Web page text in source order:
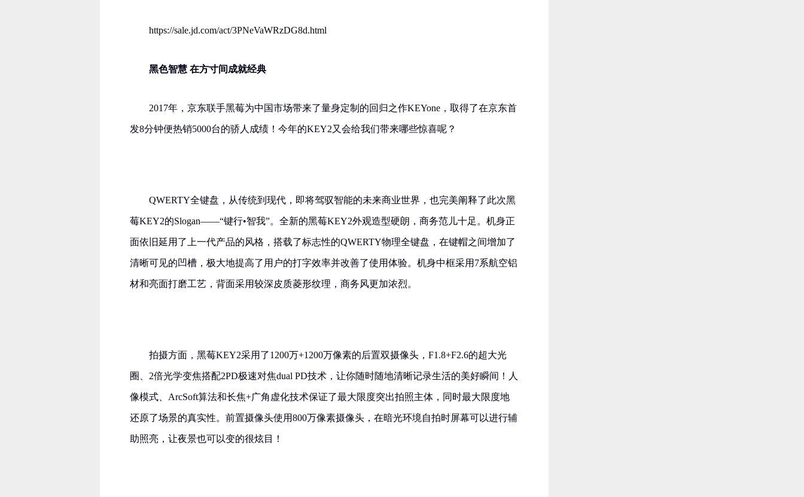
https://sale.jd.com/act/3PNeVaWRzDG8d.html
黑色智慧 在方寸间成就经典
2017年，京东联手黑莓为中国市场带来了量身定制的回归之作KEYone，取得了在京东首
发8分钟便热销5000台的骄人成绩！今年的KEY2又会给我们带来哪些惊喜呢？
QWERTY全键盘，从传统到现代，即将驾驭智能的未来商业世界，也完美阐释了此次黑
莓KEY2的Slogan——“键行•智我”。全新的黑莓KEY2外观造型硬朗，商务范儿十足。机身正
面依旧延用了上一代产品的风格，搭载了标志性的QWERTY物理全键盘，在键帽之间增加了
清晰可见的凹槽，极大地提高了用户的打字效率并改善了使用体验。机身中框采用7系航空铝
材和亮面打磨工艺，背面采用较深皮质菱形纹理，商务风更加浓烈。
拍摄方面，黑莓KEY2采用了1200万+1200万像素的后置双摄像头，F1.8+F2.6的超大光
圈、2倍光学变焦搭配2PD极速对焦dual PD技术，让你随时随地清晰记录生活的美好瞬间！人
像模式、ArcSoft算法和长焦+广角虚化技术保证了最大限度突出拍照主体，同时最大限度地
还原了场景的真实性。前置摄像头使用800万像素摄像头，在暗光环境自拍时屏幕可以进行辅
助照亮，让夜景也可以变的很炫目！